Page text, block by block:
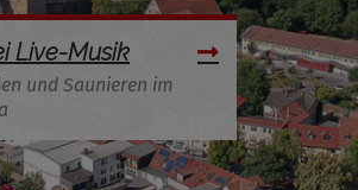
Live-Musik
und Saunieren im